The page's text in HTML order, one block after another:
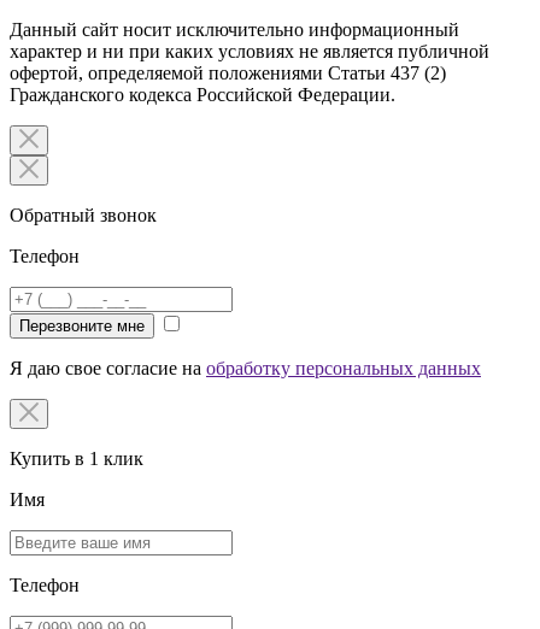
Данный сайт носит исключительно информационный
характер и ни при каких условиях не является публичной
офертой, определяемой положениями Статьи 437 (2)
Гражданского кодекса Российской Федерации.
Обратный звонок
Телефон
Перезвоните мне
Я даю свое согласие на обработку персональных данных
Купить в 1 клик
Имя
Телефон